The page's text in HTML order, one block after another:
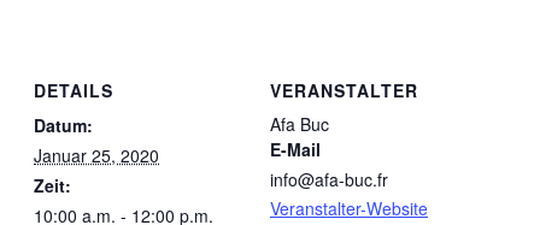
DETAILS
Datum:
Januar 25, 2020
Zeit:
10:00 a.m. - 12:00 p.m.
VERANSTALTER
Afa Buc
E-Mail
info@afa-buc.fr
Veranstalter-Website